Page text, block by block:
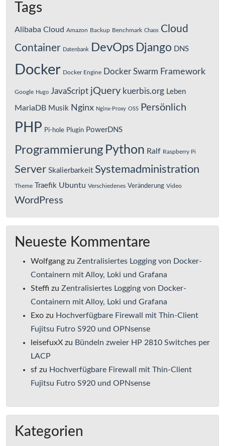
Tags
Alibaba Cloud Amazon Backup Benchmark Chaos Cloud
Container Datenbank DevOps Django DNS
Docker Docker Engine Docker Swarm Framework
Google Hugo JavaScript jQuery kuerbis.org Leben
MariaDB Musik Nginx Nginx-Proxy OSS Persönlich
PHP Pi-hole Plugin PowerDNS
Programmierung Python Ralf Raspberry Pi
Server Skalierbarkeit Systemadministration
Theme Traefik Ubuntu Verschiedenes Veränderung Video
WordPress
Neueste Kommentare
Wolfgang zu Zentralisiertes Logging von Docker-
Containern mit Alloy, Loki und Grafana
Steffi zu Zentralisiertes Logging von Docker-
Containern mit Alloy, Loki und Grafana
Exo zu Hochverfügbare Firewall mit Thin-Client
Fujitsu Futro S920 und OPNsense
leisefuxX zu Bündeln zweier HP 2810 Switches per
LACP
sf zu Hochverfügbare Firewall mit Thin-Client
Fujitsu Futro S920 und OPNsense
Kategorien